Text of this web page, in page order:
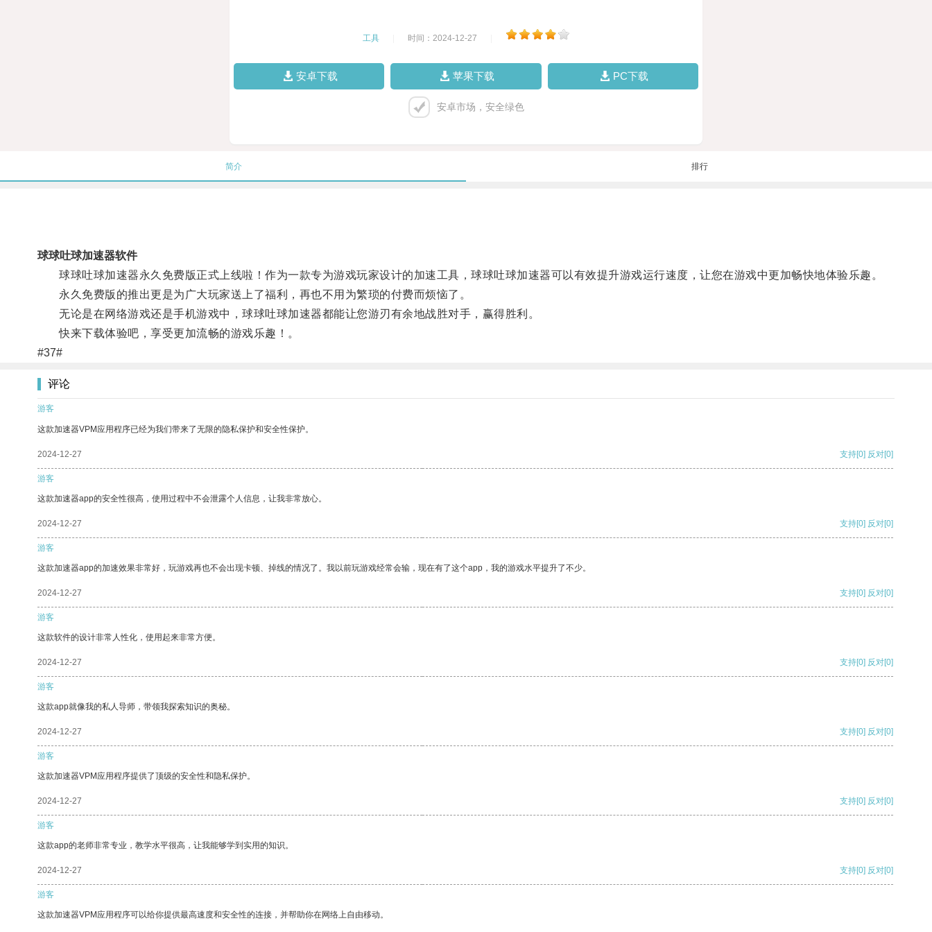
工具 时间：2024-12-27
安卓下载 苹果下载 PC下载
安卓市场，安全绿色
简介 排行
球球吐球加速器软件
球球吐球加速器永久免费版正式上线啦！作为一款专为游戏玩家设计的加速工具，球球吐球加速器可以有效提升游戏运行速度，让您在游戏中更加畅快地体验乐趣。
永久免费版的推出更是为广大玩家送上了福利，再也不用为繁琐的付费而烦恼了。
无论是在网络游戏还是手机游戏中，球球吐球加速器都能让您游刃有余地战胜对手，赢得胜利。
快来下载体验吧，享受更加流畅的游戏乐趣！。
#37#
评论
游客
这款加速器VPM应用程序已经为我们带来了无限的隐私保护和安全性保护。
2024-12-27 支持[0] 反对[0]
游客
这款加速器app的安全性很高，使用过程中不会泄露个人信息，让我非常放心。
2024-12-27 支持[0] 反对[0]
游客
这款加速器app的加速效果非常好，玩游戏再也不会出现卡顿、掉线的情况了。我以前玩游戏经常会输，现在有了这个app，我的游戏水平提升了不少。
2024-12-27 支持[0] 反对[0]
游客
这款软件的设计非常人性化，使用起来非常方便。
2024-12-27 支持[0] 反对[0]
游客
这款app就像我的私人导师，带领我探索知识的奥秘。
2024-12-27 支持[0] 反对[0]
游客
这款加速器VPM应用程序提供了顶级的安全性和隐私保护。
2024-12-27 支持[0] 反对[0]
游客
这款app的老师非常专业，教学水平很高，让我能够学到实用的知识。
2024-12-27 支持[0] 反对[0]
游客
这款加速器VPM应用程序可以给你提供最高速度和安全性的连接，并帮助你在网络上自由移动。